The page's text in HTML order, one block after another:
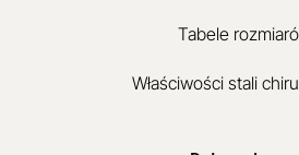
Tabele
Właściwości stali